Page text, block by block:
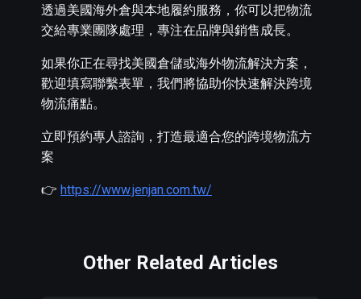
透過美國海外倉與本地履約服務，你可以把物流
交給專業團隊處理，專注在品牌與銷售成長。
如果你正在尋找美國倉儲或海外物流解決方案，
歡迎填寫聯繫表單，我們將協助你快速解決跨境
物流痛點。
立即預約專人諮詢，打造最適合您的跨境物流方
案
👉 https://www.jenjan.com.tw/
Other Related Articles